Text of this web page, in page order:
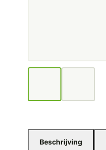
Beschrijving